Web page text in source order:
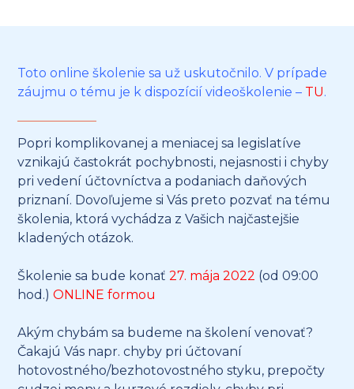
Toto online školenie sa už uskutočnilo. V prípade
záujmu o tému je k dispozícií videoškolenie – TU.
Popri komplikovanej a meniacej sa legislatíve
vznikajú častokrát pochybnosti, nejasnosti i chyby
pri vedení účtovníctva a podaniach daňových
priznaní. Dovoľujeme si Vás preto pozvať na tému
školenia, ktorá vychádza z Vašich najčastejšie
kladených otázok.
Školenie sa bude konať27. mája 2022 (od 09:00
hod.)ONLINE formou
Akým chybám sa budeme na školení venovať?
Čakajú Vás napr. chyby pri účtovaní
hotovostného/bezhotovostného styku, prepočty